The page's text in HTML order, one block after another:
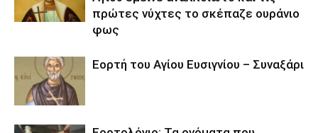
πρώτες νύχτες το σκέπαζε ουράνιο
φως
Εορτή του Αγίου Ευσιγνίου – Συναξάρι